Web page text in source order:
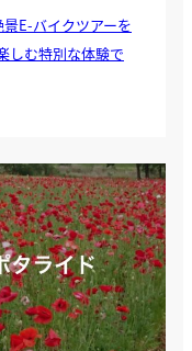
E-バイクツアーを
しむ特別な体験で